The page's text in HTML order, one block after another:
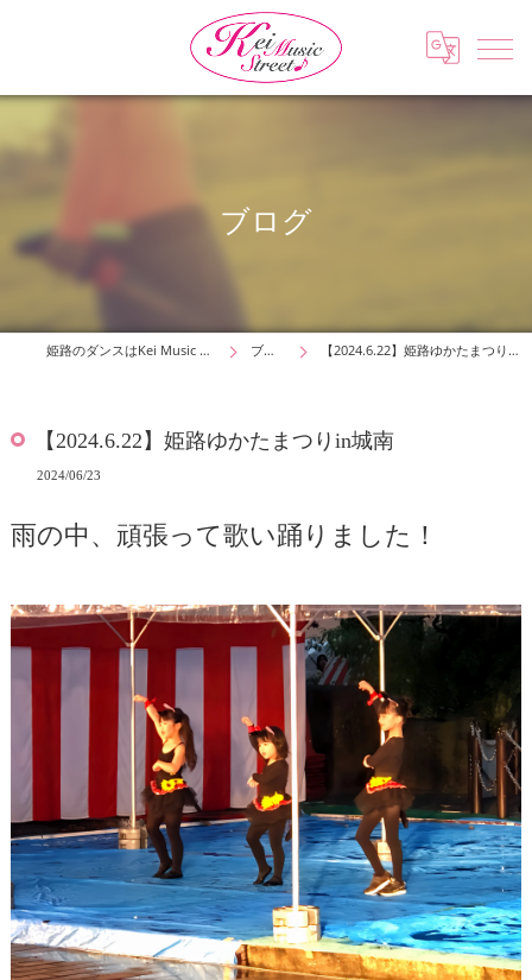
ブログ
姫路のダンスはKei Music Street ブログ 【2024.6.22】姫路ゆかたまつりin城南
【2024.6.22】姫路ゆかたまつりin城南
2024/06/23
雨の中、頑張って歌い踊りました！